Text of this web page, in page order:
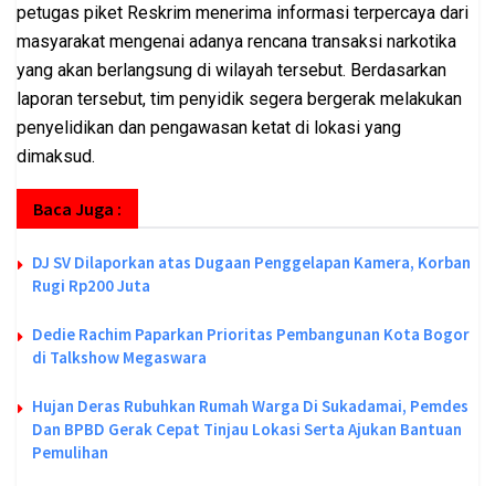
petugas piket Reskrim menerima informasi terpercaya dari
masyarakat mengenai adanya rencana transaksi narkotika
yang akan berlangsung di wilayah tersebut. Berdasarkan
laporan tersebut, tim penyidik segera bergerak melakukan
penyelidikan dan pengawasan ketat di lokasi yang
dimaksud.
Baca Juga :
DJ SV Dilaporkan atas Dugaan Penggelapan Kamera, Korban
Rugi Rp200 Juta
Dedie Rachim Paparkan Prioritas Pembangunan Kota Bogor
di Talkshow Megaswara
Hujan Deras Rubuhkan Rumah Warga Di Sukadamai, Pemdes
Dan BPBD Gerak Cepat Tinjau Lokasi Serta Ajukan Bantuan
Pemulihan